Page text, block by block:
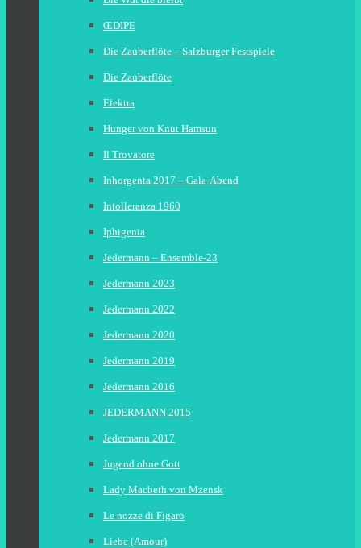
ŒDIPE
Die Zauberflöte – Salzburger Festspiele
Die Zauberflöte
Elektra
Hunger von Knut Hamsun
Il Trovatore
Inhorgenta 2017 – Gala-Abend
Intolleranza 1960
Iphigenia
Jedermann – Ensemble-23
Jedermann 2023
Jedermann 2022
Jedermann 2020
Jedermann 2019
Jedermann 2016
JEDERMANN 2015
Jedermann 2017
Jugend ohne Gott
Lady Macbeth von Mzensk
Le nozze di Figaro
Liebe (Amour)